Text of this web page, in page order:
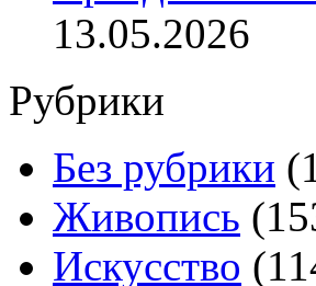
13.05.2026
Рубрики
Без рубрики
Живопись
Искусство